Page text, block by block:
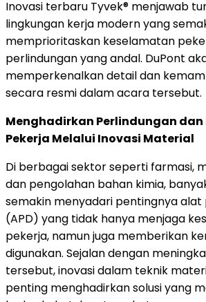
Inovasi terbaru Tyvek® menjawab
lingkungan kerja modern yang
memprioritaskan keselamatan
perlindungan yang andal. DuPont
memperkenalkan detail dan
secara resmi dalam acara tersebut.
Menghadirkan Perlindungan
Pekerja Melalui Inovasi Material
Di berbagai sektor seperti farmasi,
dan pengolahan bahan kimia,
semakin menyadari pentingnya alat
(APD) yang tidak hanya menjaga
pekerja, namun juga memberikan
digunakan. Sejalan dengan
tersebut, inovasi dalam teknik
penting menghadirkan solusi yang